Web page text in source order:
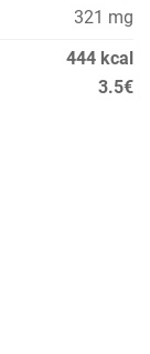
321 mg
444 kcal
3.5€